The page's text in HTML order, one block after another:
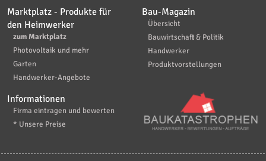
Marktplatz - Produkte für
den Heimwerker
zum Marktplatz
Photovoltaik und mehr
Garten
Handwerker-Angebote
Bau-Magazin
Übersicht
Bauwirtschaft & Politik
Handwerker
Produktvorstellungen
Informationen
Firma eintragen und bewerten
* Unsere Preise